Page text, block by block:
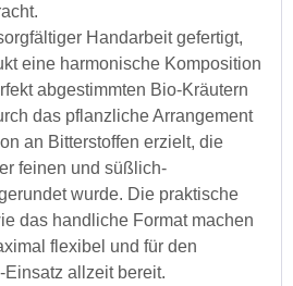
Handarbeit gefertigt,
eine harmonische Komposition
abgestimmten Bio-Kräutern
das pflanzliche Arrangement
an Bitterstoffen erzielt, die
feinen und süßlich-
wurde. Die praktische
das handliche Format machen
flexibel und für den
allzeit bereit.